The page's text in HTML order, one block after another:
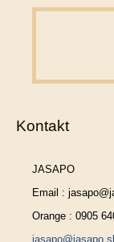
Kontakt
JASAPO
Email :
Orange : 0905